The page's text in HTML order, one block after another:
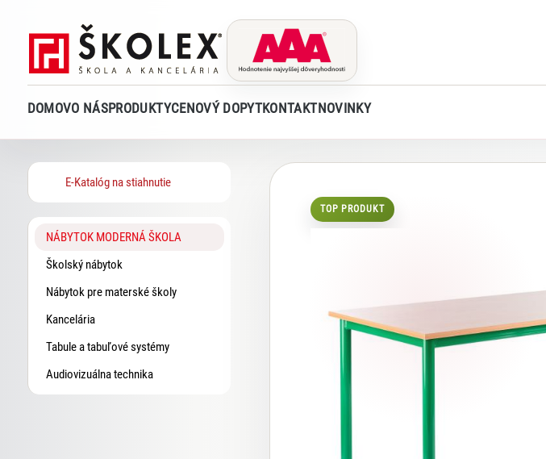
DOMOVO NÁSPRODUKTYCENOVÝ DOPYTKONTAKTNOVINKY
E-Katalóg na stiahnutie
NÁBYTOK MODERNÁ ŠKOLA
Školský nábytok
Nábytok pre materské školy
Kancelária
Tabule a tabuľové systémy
Audiovizuálna technika
TOP PRODUKT